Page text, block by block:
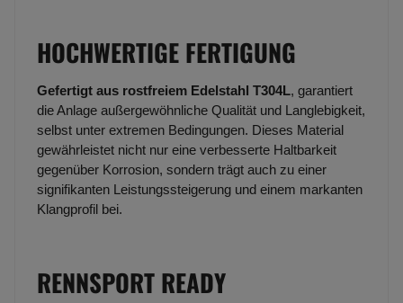
HOCHWERTIGE FERTIGUNG
Gefertigt aus rostfreiem Edelstahl T304L, garantiert
die Anlage außergewöhnliche Qualität und Langlebigkeit,
selbst unter extremen Bedingungen. Dieses Material
gewährleistet nicht nur eine verbesserte Haltbarkeit
gegenüber Korrosion, sondern trägt auch zu einer
signifikanten Leistungssteigerung und einem markanten
Klangprofil bei.
RENNSPORT READY